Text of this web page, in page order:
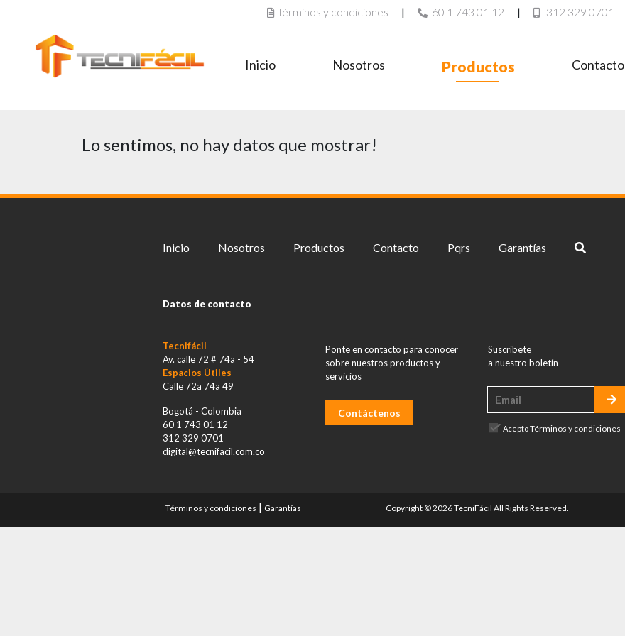
Términos y condiciones | 60 1 743 01 12 | 312 329 0701
Inicio Nosotros Productos Contacto
Lo sentimos, no hay datos que mostrar!
Inicio Nosotros Productos Contacto Pqrs Garantías
Datos de contacto
Tecnifácil
Av. calle 72 # 74a - 54
Espacios Útiles
Calle 72a 74a 49
Bogotá - Colombia
60 1 743 01 12
312 329 0701
digital@tecnifacil.com.co
Ponte en contacto para conocer
sobre nuestros productos y
servicios
Contáctenos
Suscríbete
a nuestro boletín
AceptoTérminos y condiciones
Términos y condiciones | Garantías Copyright © 2026 TecniFácil All Rights Reserved.